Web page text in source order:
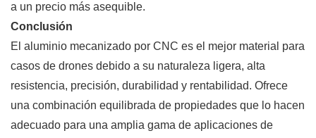
a un precio más asequible.
Conclusión
El aluminio mecanizado por CNC es el mejor material para
casos de drones debido a su naturaleza ligera, alta
resistencia, precisión, durabilidad y rentabilidad. Ofrece
una combinación equilibrada de propiedades que lo hacen
adecuado para una amplia gama de aplicaciones de